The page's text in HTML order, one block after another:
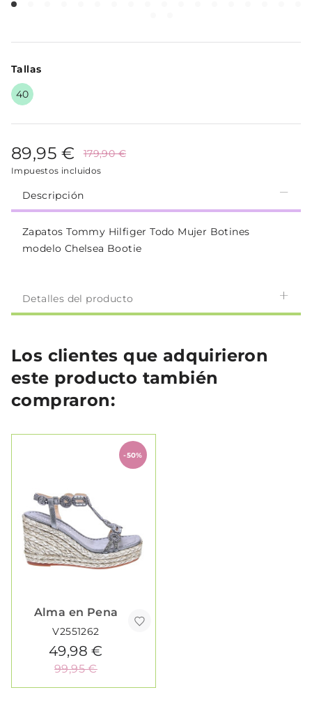
Tallas
40
89,95 € 179,90 €
Impuestos incluidos
Descripción
Zapatos Tommy Hilfiger Todo Mujer Botines
modelo Chelsea Bootie
Detalles del producto
Los clientes que adquirieron
este producto también
compraron:
-50%
Alma en Pena
V2551262
49,98 €
99,95 €